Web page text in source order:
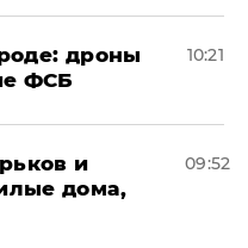
дроны
ФСБ
10:21
и
дома,
09:52